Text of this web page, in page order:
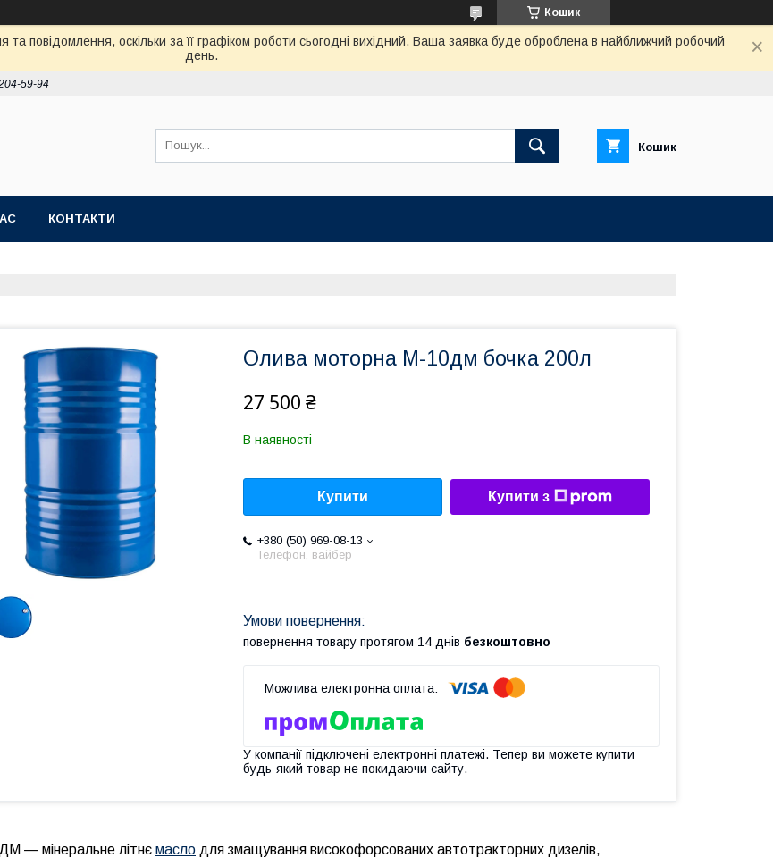
Кошик
повідомлення, оскільки за її графіком роботи сьогодні вихідний. Ваша заявка буде оброблена в найближчий робочий
день.
59-94
Кошик
КОНТАКТИ
Олива моторна М-10дм бочка 200л
27 500 ₴
В наявності
Купити Купити з
+380 (50) 969-08-13
Телефон, вайбер
повернення товару протягом 14 днів безкоштовно
У компанії підключені електронні платежі. Тепер ви можете купити
будь-який товар не покидаючи сайту.
— мінеральне літнє масло для змащування високофорсованих автотракторних дизелів,